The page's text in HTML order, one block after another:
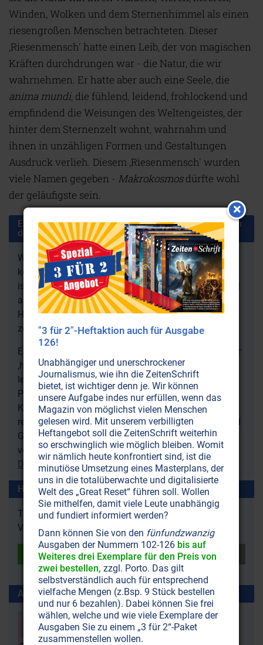
Winden, Wolken und dem Sternenhimmel als einen
riesengroßen Menschen betrachteten. Dieser
,Riesenmensch' hatte einen Leib, der von magischen
Kräften durchdrungen war - die Natur, die wir
wahrnehmen. Er hatte aber auch eine Seele, die
anima mundi, die fühlend, leidend, frohlockend und
empfindend die Weisungen des Weltengeistes, der
hinter dem Sternenzelt wohnt, wahrnahm und
ihnen in unzähligen Formen und Gestaltungen
Ausdruck verlieh. Diesem ,Riesenmensch' wurden
viele Namen gegeben - Makrokosmosdürfte wohl
der geläufigste sein.
Ende des Artikelauszugs „Zwergenland: Eine Reise in
die Anderswelt“
Was der Leprachán der Menschenfrau alles erzählte,
können Sie in unserem vollständigen Artikel lesen. Es
ist faszinierend, erhellend, belustigend und manchmal
auch beschämend. Denn der Mensch ist aus der
Harmonie mit dem Unendlichen herausgerissen und
zerrissen mit allem und sich selbst.
Erfahren Sie zudem die realen geistigen Ursprünge der
,heidnischen' Fruchtbarkeitsriten und Naturfesten,
lernen Sie von den Elementargeistern die Macht der
Präzipitation und tanzen Sie mit den Elfen zu den
Klängen von Pans Flöte. Wenn Sie tief ins erstaunlich
reale Reich der Märchen und Mythen, der Dryaden und
Gartenzwerge eintauchen möchten, so lesen Sie den
vollständigen Artikel in unsererZeitenSchrift-
Druckausgabe Nr. 36.
Hat Ihnen der Artikel gefallen?
Teilen Sie diesen Artikel mit Ihren Freunden und
Verwandten oder geben Sie unsFeedback
Artikel erschienen in ZeitenSchrift Nr. 36
"3 für 2"-Heftaktion auch für Ausgabe
126!
Unabhängiger und unerschrockener
Journalismus, wie ihn die ZeitenSchrift
bietet, ist wichtiger denn je. Wir können
unsere Aufgabe indes nur erfüllen, wenn das
Magazin von möglichst vielen Menschen
gelesen wird. Mit unserem verbilligten
Heftangebot soll die ZeitenSchrift weiterhin
so erschwinglich wie möglich bleiben. Womit
wir nämlich heute konfrontiert sind, ist die
minutiöse Umsetzung eines Masterplans, der
uns in die totalüberwachte und digitalisierte
Welt des „Great Reset“ führen soll. Wollen
Sie mithelfen, damit viele Leute unabhängig
und fundiert informiert werden?
Dann können Sie von den fünfundzwanzig
Ausgaben der Nummern 102-126 bis auf
Weiteres drei Exemplare für den Preis von
zwei bestellen, zzgl. Porto. Das gilt
selbstverständlich auch für entsprechend
vielfache Mengen (z.Bsp. 9 Stück bestellen
und nur 6 bezahlen). Dabei können Sie frei
wählen, welche und wie viele Exemplare der
Ausgaben Sie zu einem „3 für 2“-Paket
zusammenstellen wollen.